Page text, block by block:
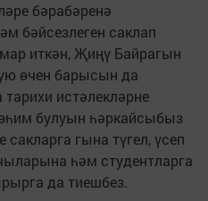
бәрабәренә
бәйсезлеген саклап
иткән, Җиңү Байрагын
өчен барысын да
истәлекләрне
булуын һәркайсыбыз
гына түгел, үсеп
һәм студентларга
да тиешбез.